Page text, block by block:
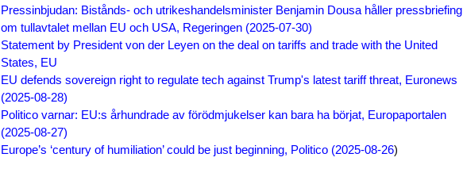
Pressinbjudan: Bistånds- och utrikeshandelsminister Benjamin Dousa håller pressbriefing
om tullavtalet mellan EU och USA, Regeringen (2025-07-30)
Statement by President von der Leyen on the deal on tariffs and trade with the United
States, EU
EU defends sovereign right to regulate tech against Trump's latest tariff threat, Euronews
(2025-08-28)
Politico varnar: EU:s århundrade av förödmjukelser kan bara ha börjat, Europaportalen
(2025-08-27)
Europe’s ‘century of humiliation’ could be just beginning, Politico (2025-08-26)